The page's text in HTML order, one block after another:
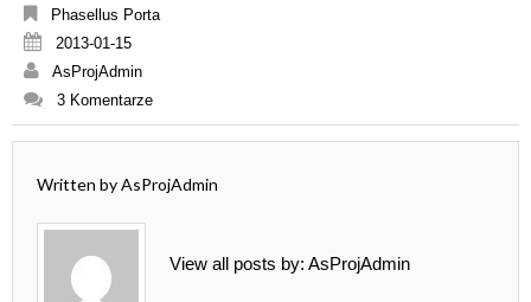
Phasellus Porta
2013-01-15
AsProjAdmin
3 Komentarze
Written byAsProjAdmin
View all posts by: AsProjAdmin